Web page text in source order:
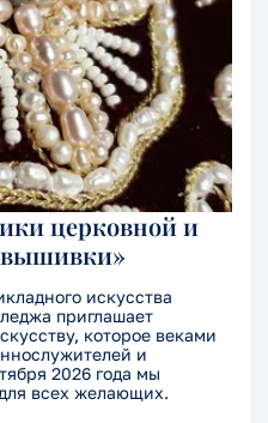
церковной и
вышивки»
искусства
приглашает
которое веками
и
2026 года мы
всех желающих.